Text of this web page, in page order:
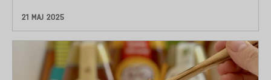
21 MAJ 2025